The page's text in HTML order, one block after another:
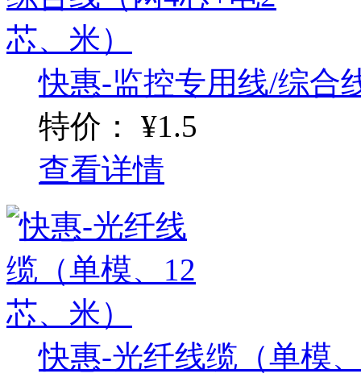
快惠-监控专用线/综合
特价：
¥1.5
查看详情
快惠-光纤线缆（单模